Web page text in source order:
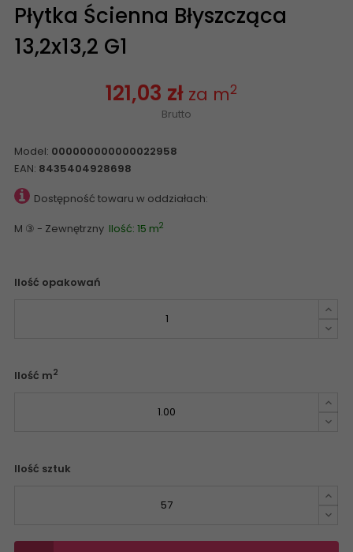
Płytka Ścienna Błyszcząca
13,2x13,2 G1
121,03 zł za m2
Brutto
Model: 000000000000022958
EAN: 8435404928698
Dostępność towaru w oddziałach:
M ③ - Zewnętrzny Ilość: 15 m2
Ilość opakowań
Ilość m2
Ilość sztuk